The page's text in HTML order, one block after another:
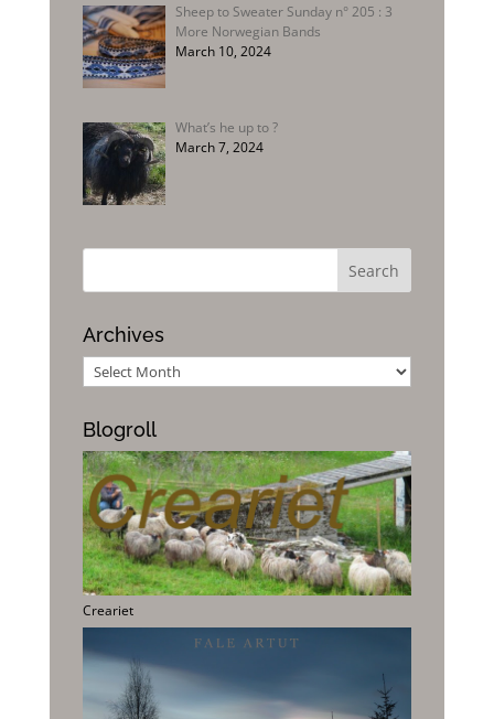
Sheep to Sweater Sunday n° 205 : 3
More Norwegian Bands
March 10, 2024
What’s he up to ?
March 7, 2024
Archives
Archives
Blogroll
Creariet